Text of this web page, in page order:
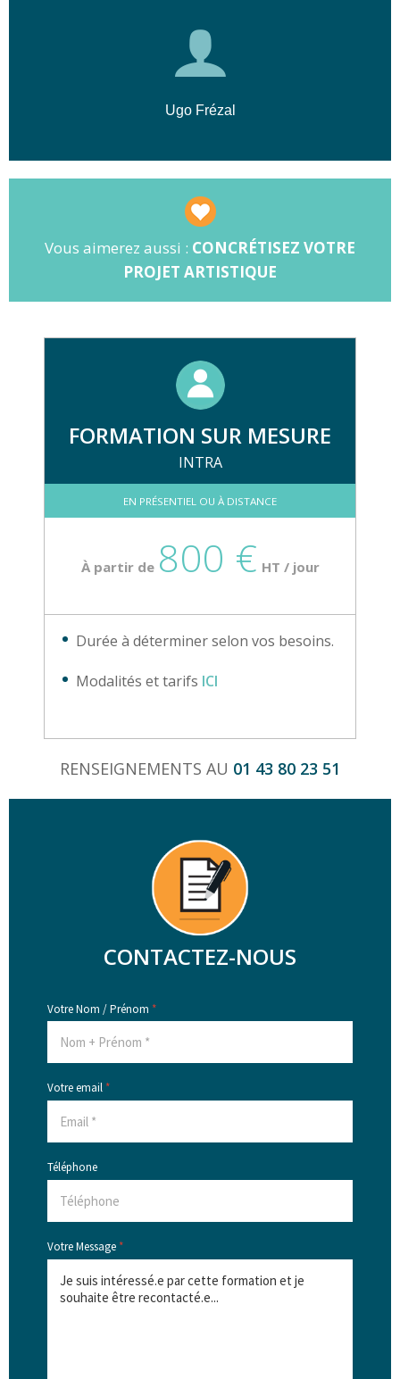
Ugo Frézal
Vous aimerez aussi : CONCRÉTISEZ VOTRE
PROJET ARTISTIQUE
FORMATION SUR MESURE
INTRA
EN PRÉSENTIEL OU À DISTANCE
À partir de 800 € HT / jour
Durée à déterminer selon vos besoins.
Modalités et tarifs ICI
RENSEIGNEMENTS AU 01 43 80 23 51
CONTACTEZ-NOUS
Votre Nom / Prénom *
Votre email *
Téléphone
Votre Message *